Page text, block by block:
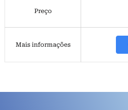
Preço
Mais informações